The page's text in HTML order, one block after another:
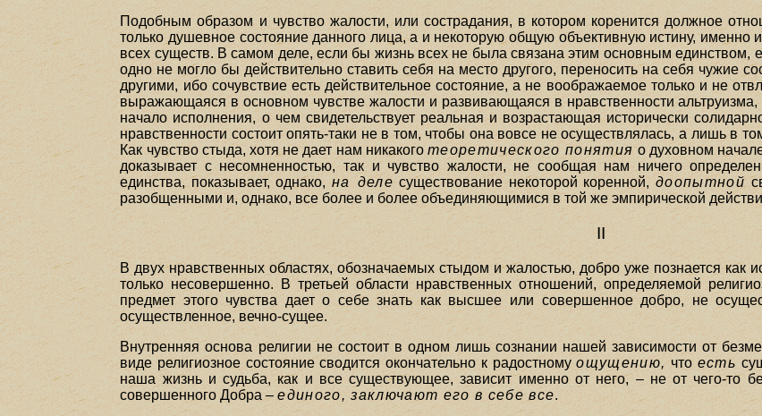
Подобным образом и чувство жалости, или сострадания, в котором коренится должное
только душевное состояние данного лица, а и некоторую общую объективную истину, именно
всех существ. В самом деле, если бы жизнь всех не была связана этим основным единством,
одно не могло бы действительно ставить себя на место другого, переносить на себя чужие
другими, ибо сочувствие есть действительное состояние, а не воображаемое только и не
выражающаяся в основном чувстве жалости и развивающаяся в нравственности альтруизма,
начало исполнения, о чем свидетельствует реальная и возрастающая исторически
нравственности состоит опять-таки не в том, чтобы она вовсе не осуществлялась, а лишь в
Как чувство стыда, хотя не дает нам никакого теоретического понятия о духовном
доказывает с несомненностью, так и чувство жалости, не сообщая нам ничего
единства, показывает, однако, на делесуществование некоторой коренной, доопытной
разобщенными и, однако, все более и более объединяющимися в той же эмпирической
II
В двух нравственных областях, обозначаемых стыдом и жалостью, добро уже познается как
только несовершенно. В третьей области нравственных отношений, определяемой
предмет этого чувства дает о себе знать как высшее или совершенное добро, не
осуществленное, вечно-сущее.
Внутренняя основа религии не состоит в одном лишь сознании нашей зависимости от
виде религиозное состояние сводится окончательно к радостномуощущению, что есть
наша жизнь и судьба, как и все существующее, зависит именно от него, – не от чего-то
совершенного Добра –единого, заключают его в себе все.